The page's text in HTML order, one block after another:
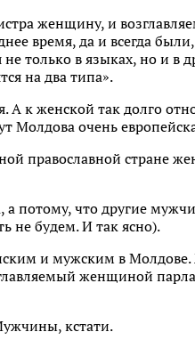
женщину, и
время, да и всегда
только в языках, но и в
на два типа».
к женской так долго
Молдова очень
православной стране
потому, что другие
не будем. И так ясно).
и мужским в
женщиной
кстати.